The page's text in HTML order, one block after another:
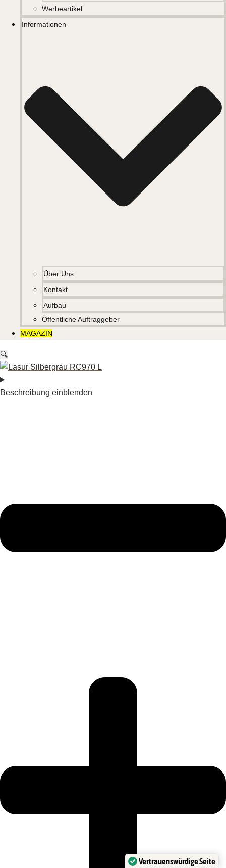
Werbeartikel
Informationen
Über Uns
Kontakt
Aufbau
Öffentliche Auftraggeber
MAGAZIN
🔍
Beschreibung einblenden
Vertrauenswürdige Seite